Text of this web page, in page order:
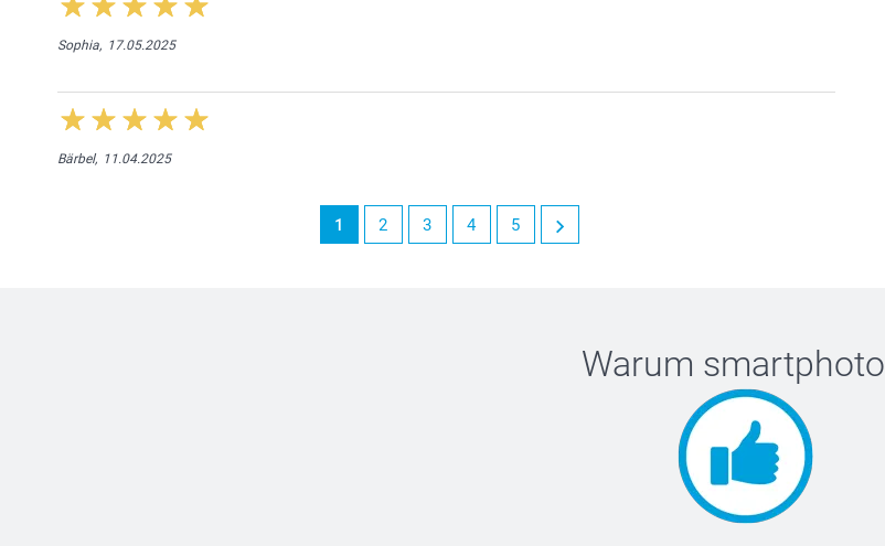
Sophia, 17.05.2025
Bärbel, 11.04.2025
1 2 3 4 5
Warum smartphoto